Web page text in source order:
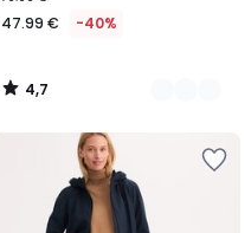
47.99 € -40%
4,7
/